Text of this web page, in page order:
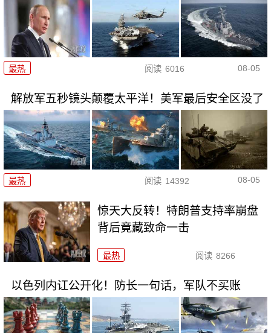
最热 阅读 6016 08-05
解放军五秒镜头颠覆太平洋！美军最后安全区没了
最热 阅读 14392 08-05
惊天大反转！特朗普支持率崩盘
背后竟藏致命一击
最热 阅读 8266
以色列内讧公开化！防长一句话，军队不买账